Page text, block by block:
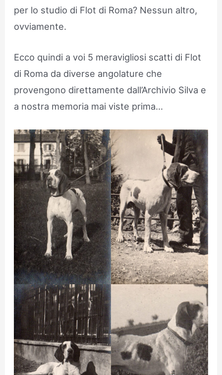
per lo studio di Flot di Roma? Nessun altro,
ovviamente.
Ecco quindi a voi 5 meravigliosi scatti di Flot
di Roma da diverse angolature che
provengono direttamente dall’Archivio Silva e
a nostra memoria mai viste prima…